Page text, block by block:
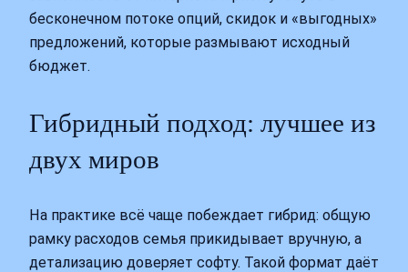
бесконечном потоке опций, скидок и «выгодных»
предложений, которые размывают исходный
бюджет.
Гибридный подход: лучшее из
двух миров
На практике всё чаще побеждает гибрид: общую
рамку расходов семья прикидывает вручную, а
детализацию доверяет софту. Такой формат даёт